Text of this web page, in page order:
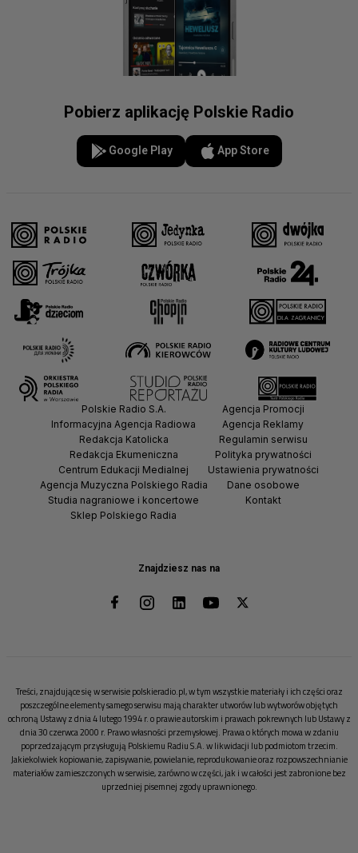
Pobierz aplikację Polskie Radio
Google Play App Store
Znajdziesz nas na
Polskie Radio S.A.
Informacyjna Agencja Radiowa
Redakcja Katolicka
Redakcja Ekumeniczna
Centrum Edukacji Medialnej
Agencja Muzyczna Polskiego Radia
Studia nagraniowe i koncertowe
Sklep Polskiego Radia
Agencja Promocji
Agencja Reklamy
Regulamin serwisu
Polityka prywatności
Ustawienia prywatności
Dane osobowe
Kontakt
Treści, znajdujące się w serwisie polskieradio.pl, w tym wszystkie materiały i ich części oraz
poszczególne elementy samego serwisu mają charakter utworów lub wytworów objętych
ochroną Ustawy z dnia 4 lutego 1994 r. o prawie autorskim i prawach pokrewnych lub Ustawy z
dnia 30 czerwca 2000 r. Prawo własności przemysłowej. Prawa o których mowa w zdaniu
poprzedzającym przysługują Polskiemu Radiu S.A. w likwidacji lub podmiotom trzecim.
Jakiekolwiek kopiowanie, zapisywanie, powielanie, reprodukowanie oraz rozpowszechnianie
materiałów zamieszczonych w serwisie, zarówno w części, jak i w całości jest zabronione bez
uprzedniej pisemnej zgody uprawnionego.